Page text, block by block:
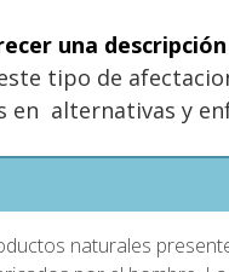
una
tipo de
en alternativas y
naturales